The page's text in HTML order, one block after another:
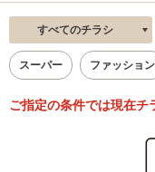
すべてのチラシ
スーパー ファッション
ご指定の条件では現在チ